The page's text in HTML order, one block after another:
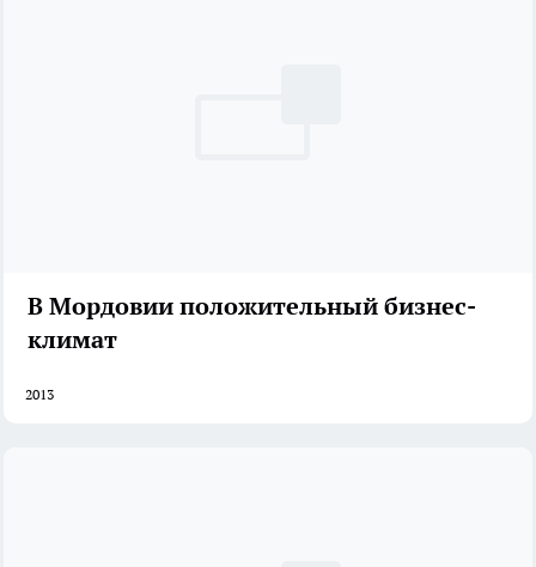
В Мордовии положительный бизнес-
климат
2013